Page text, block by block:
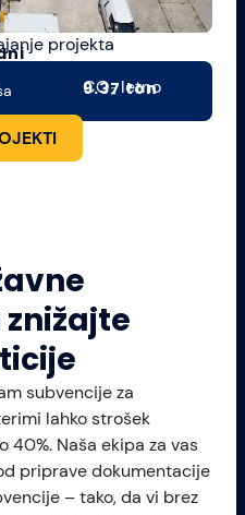
projekta
9.37 ton
CO₂ letno
subvencije za
lahko strošek
40%. Naša ekipa za vas
priprave dokumentacije
– tako, da vi brez